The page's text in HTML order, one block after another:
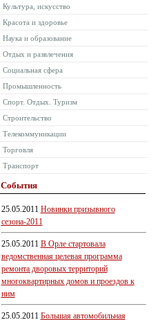
Культура, искусство
Красота и здоровье
Наука и образование
Отдых и развлечения
Социальная сфера
Промышленность
Спорт. Отдых. Туризм
Строительство
Телекоммуникации
Торговля
Транспорт
События
25.05.2011 Новинки призывного
сезона-2011
25.05.2011 В Орле стартовала
ведомственная целевая программа
ремонта дворовых территорий
многоквартирных домов и проездов к
ним
25.05.2011 Большая автомобильная